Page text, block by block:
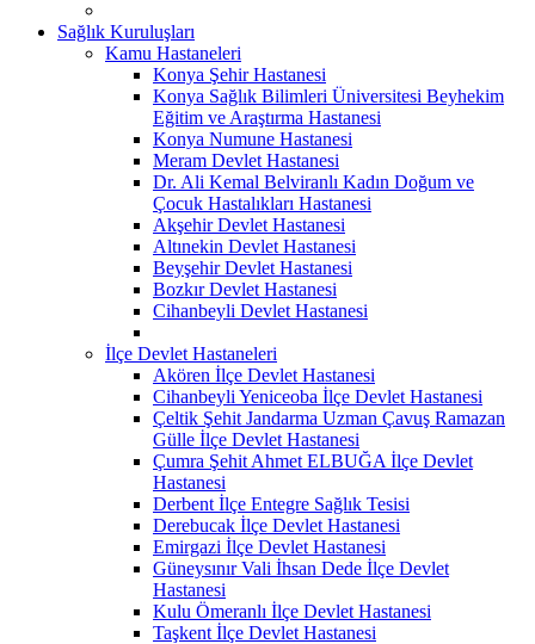
Sağlık Kuruluşları
Kamu Hastaneleri
Konya Şehir Hastanesi
Konya Sağlık Bilimleri Üniversitesi Beyhekim
Eğitim ve Araştırma Hastanesi
Konya Numune Hastanesi
Meram Devlet Hastanesi
Dr. Ali Kemal Belviranlı Kadın Doğum ve
Çocuk Hastalıkları Hastanesi
Akşehir Devlet Hastanesi
Altınekin Devlet Hastanesi
Beyşehir Devlet Hastanesi
Bozkır Devlet Hastanesi
Cihanbeyli Devlet Hastanesi
İlçe Devlet Hastaneleri
Akören İlçe Devlet Hastanesi
Cihanbeyli Yeniceoba İlçe Devlet Hastanesi
Çeltik Şehit Jandarma Uzman Çavuş Ramazan
Gülle İlçe Devlet Hastanesi
Çumra Şehit Ahmet ELBUĞA İlçe Devlet
Hastanesi
Derbent İlçe Entegre Sağlık Tesisi
Derebucak İlçe Devlet Hastanesi
Emirgazi İlçe Devlet Hastanesi
Güneysınır Vali İhsan Dede İlçe Devlet
Hastanesi
Kulu Ömeranlı İlçe Devlet Hastanesi
Taşkent İlçe Devlet Hastanesi